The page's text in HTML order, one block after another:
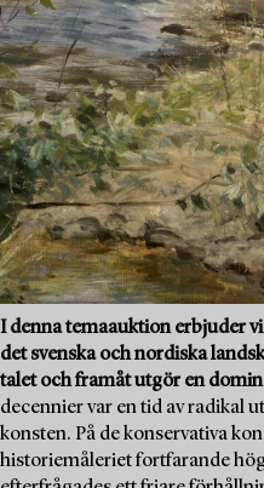
I denna temaauktion erbjuder
det svenska och nordiska
talet och framåt utgör en
decennier var en tid av radikal
konsten. På de konservativa
historiemåleriet fortfarande